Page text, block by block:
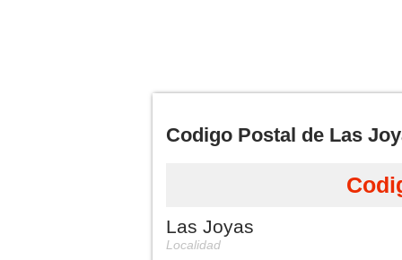
Codigo Postal de Las
Las Joyas
Localidad